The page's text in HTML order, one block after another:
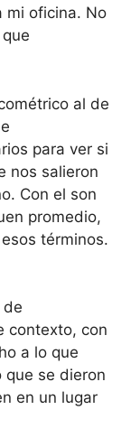
mi oficina. No
al de
para ver si
nos salieron
Con el son
promedio,
términos.
de
contexto, con
a lo que
que se dieron
en un lugar